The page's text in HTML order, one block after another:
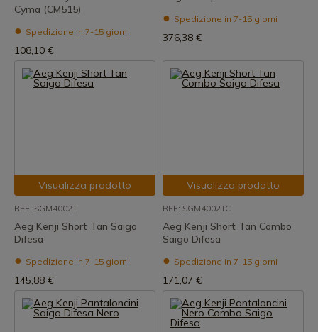
Cyma (CM515)
Spedizione in 7-15 giorni
108,10 €
Spedizione in 7-15 giorni
376,38 €
Visualizza prodotto
REF: SGM4002T
Aeg Kenji Short Tan Saigo
Difesa
Spedizione in 7-15 giorni
145,88 €
Visualizza prodotto
REF: SGM4002TC
Aeg Kenji Short Tan Combo
Saigo Difesa
Spedizione in 7-15 giorni
171,07 €